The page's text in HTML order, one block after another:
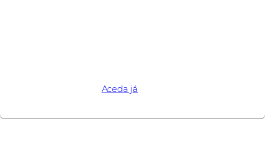
Aceda já